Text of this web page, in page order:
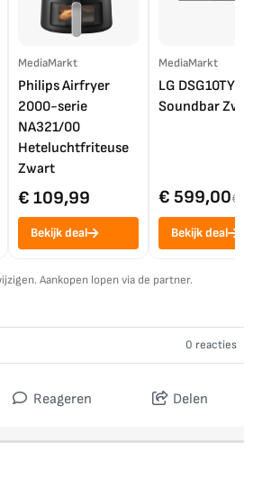
MediaMarkt
Philips Airfryer
2000-serie
NA321/00
Heteluchtfriteuse
Zwart
€ 109,99
Bekijk deal
MediaMarkt
LG DSG10TY
Soundbar
€ 599,00€
Bekijk deal
Aankopen lopen via de partner.
0 reacties
Reageren Delen